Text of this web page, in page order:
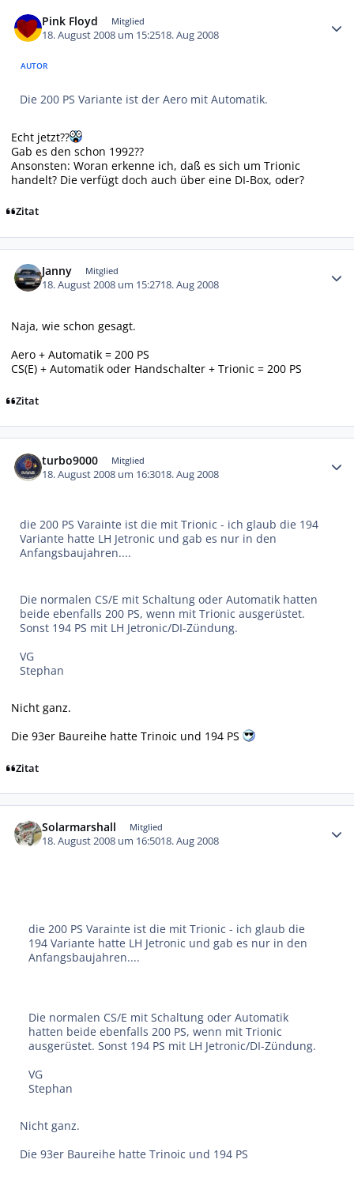
Pink Floyd Mitglied
18. August 2008 um 15:2518. Aug 2008
AUTOR
Die 200 PS Variante ist der Aero mit Automatik.
Echt jetzt??
Gab es den schon 1992??
Ansonsten: Woran erkenne ich, daß es sich um Trionic
handelt? Die verfügt doch auch über eine DI-Box, oder?
Zitat
Janny Mitglied
18. August 2008 um 15:2718. Aug 2008
Naja, wie schon gesagt.
Aero + Automatik = 200 PS
CS(E) + Automatik oder Handschalter + Trionic = 200 PS
Zitat
turbo9000 Mitglied
18. August 2008 um 16:3018. Aug 2008
die 200 PS Varainte ist die mit Trionic - ich glaub die 194
Variante hatte LH Jetronic und gab es nur in den
Anfangsbaujahren....
Die normalen CS/E mit Schaltung oder Automatik hatten
beide ebenfalls 200 PS, wenn mit Trionic ausgerüstet.
Sonst 194 PS mit LH Jetronic/DI-Zündung.
VG
Stephan
Nicht ganz.
Die 93er Baureihe hatte Trinoic und 194 PS
Zitat
Solarmarshall Mitglied
18. August 2008 um 16:5018. Aug 2008
die 200 PS Varainte ist die mit Trionic - ich glaub die
194 Variante hatte LH Jetronic und gab es nur in den
Anfangsbaujahren....
Die normalen CS/E mit Schaltung oder Automatik
hatten beide ebenfalls 200 PS, wenn mit Trionic
ausgerüstet. Sonst 194 PS mit LH Jetronic/DI-Zündung.
VG
Stephan
Nicht ganz.
Die 93er Baureihe hatte Trinoic und 194 PS